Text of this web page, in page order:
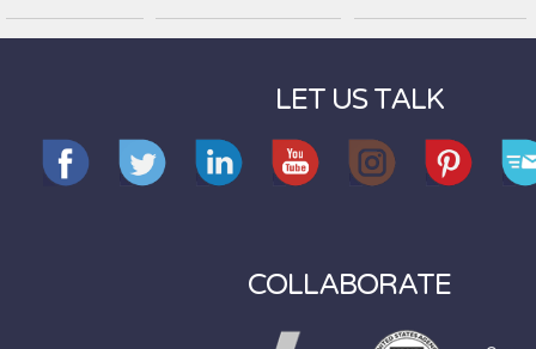
LET US TALK
COLLABORATE